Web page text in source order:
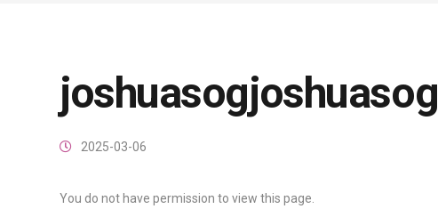
joshuasogjoshuasog
2025-03-06
You do not have permission to view this page.